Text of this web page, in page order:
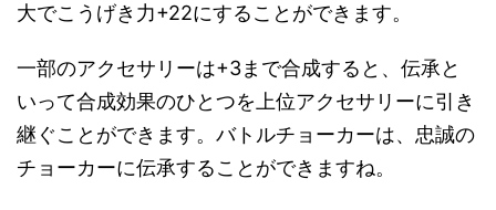
大でこうげき力+22にすることができます。
一部のアクセサリーは+3まで合成すると、伝承と
いって合成効果のひとつを上位アクセサリーに引き
継ぐことができます。バトルチョーカーは、忠誠の
チョーカーに伝承することができますね。